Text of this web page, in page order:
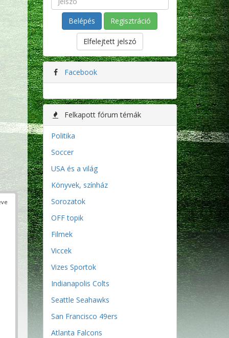
Regisztráció
Elfelejtett jelszó
Facebook
Felkapott fórum témák
Politika
Soccer
USA és a világ
Könyvek, színház
Sorozatok
OFF topik
Filmek
Viccek
Vizes Sportok
Indianapolis Colts
Seattle Seahawks
San Francisco 49ers
Atlanta Falcons